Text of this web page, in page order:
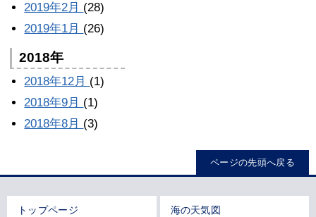
2019年2月 (28)
2019年1月 (26)
2018年
2018年12月 (1)
2018年9月 (1)
2018年8月 (3)
ページの先頭へ戻る
トップページ 海の天気図